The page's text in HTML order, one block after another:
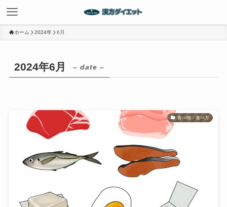
ホーム 2024年 6月
2024年6月 – date –
食べ物・食べ方